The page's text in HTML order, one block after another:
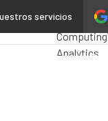
servicios
a ServicePremios
Computing
Analytics